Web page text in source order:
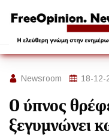
Εν Ολίγοις
Ο ύπνος θρέφει
λέμε - τι σημαίνει;)
Newsroom 18-12-
Ο ύπνος
ξεγυμνώνει